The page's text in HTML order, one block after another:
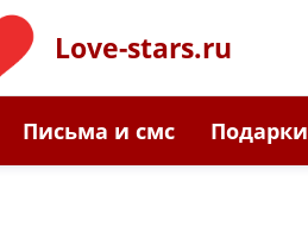
Love-stars.ru
Письма и смс Подарки